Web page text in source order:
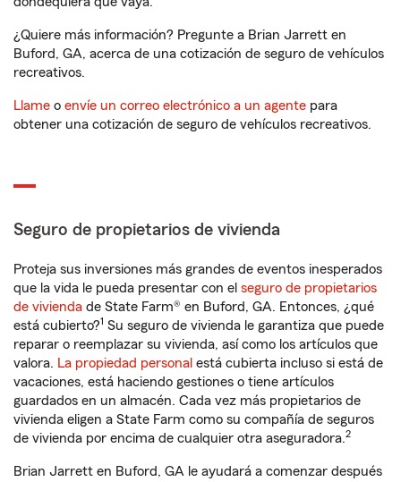
¿Quiere más información? Pregunte a Brian Jarrett en
Buford, GA, acerca de una cotización de seguro de vehículos
recreativos.
Llame o envíe un correo electrónico a un agente para
obtener una cotización de seguro de vehículos recreativos.
Seguro de propietarios de vivienda
Proteja sus inversiones más grandes de eventos inesperados
que la vida le pueda presentar con el seguro de propietarios
de vivienda de State Farm® en Buford, GA. Entonces, ¿qué
está cubierto?1 Su seguro de vivienda le garantiza que puede
reparar o reemplazar su vivienda, así como los artículos que
valora. La propiedad personal está cubierta incluso si está de
vacaciones, está haciendo gestiones o tiene artículos
guardados en un almacén. Cada vez más propietarios de
vivienda eligen a State Farm como su compañía de seguros
de vivienda por encima de cualquier otra aseguradora.2
Brian Jarrett en Buford, GA le ayudará a comenzar después